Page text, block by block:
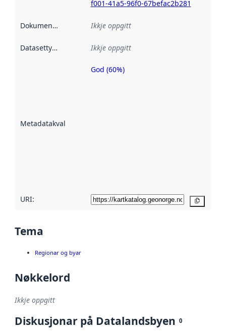
f001-41a5-96f0-67befac2b281
Dokumentasjon Ikkje oppgitt
Datasettype Ikkje oppgitt
Metadatakvalitet
Metadatakvalitet
God (60%)
URI:
Tema
Regionar og byar
Nøkkelord
Ikkje oppgitt
Diskusjonar på Datalandsbyen 0